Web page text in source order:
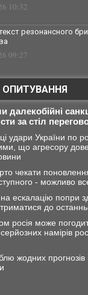
10:32
резонансного
09:27
ОПИТУВАННЯ
за стіл
удари України по
що агресору
чекати
- можливо
ескалацію попри
до
росія може
намірів
жодних